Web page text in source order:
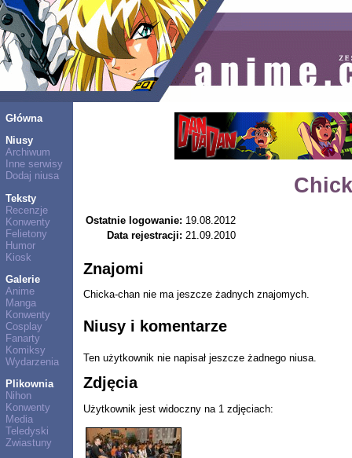
Główna
Niusy
Archiwum
Inne serwisy
Dodaj niusa
Teksty
Recenzje
Konwenty
Felietony
Humor
Kiosk
Galerie
Anime
Manga
Konwenty
Cosplay
Fanarty
Komiksy
Wydarzenia
Plikownia
Nihon
Konwenty
Media
Teledyski
Zwiastuny
Ostatnie logowanie: 19.08.2012
Data rejestracji: 21.09.2010
Znajomi
Chicka-chan nie ma jeszcze żadnych znajomych.
Niusy i komentarze
Ten użytkownik nie napisał jeszcze żadnego niusa.
Zdjęcia
Użytkownik jest widoczny na 1 zdjęciach: